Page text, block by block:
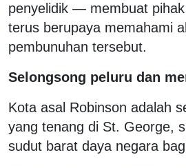
penyelidik — membuat
terus berupaya memahami
pembunuhan tersebut.
Selongsong peluru dan
Kota asal Robinson adalah
yang tenang di St. George,
sudut barat daya negara